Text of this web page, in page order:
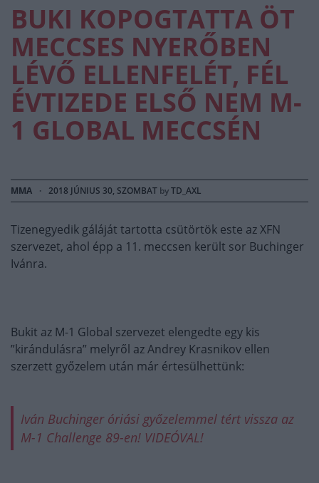
BUKI KOPOGTATTA ÖT
MECCSES NYERŐBEN
LÉVŐ ELLENFELÉT, FÉL
ÉVTIZEDE ELSŐ NEM M-
1 GLOBAL MECCSÉN
MMA · 2018 JÚNIUS 30, SZOMBAT byTD_AXL
Tizenegyedik gáláját tartotta csütörtök este az XFN
szervezet, ahol épp a 11. meccsen került sor Buchinger
Ivánra.
Bukit az M-1 Global szervezet elengedte egy kis
”kirándulásra” melyről az Andrey Krasnikov ellen
szerzett győzelem után már értesülhettünk:
Iván Buchinger óriási győzelemmel tért vissza az
M-1 Challenge 89-en! VIDEÓVAL!